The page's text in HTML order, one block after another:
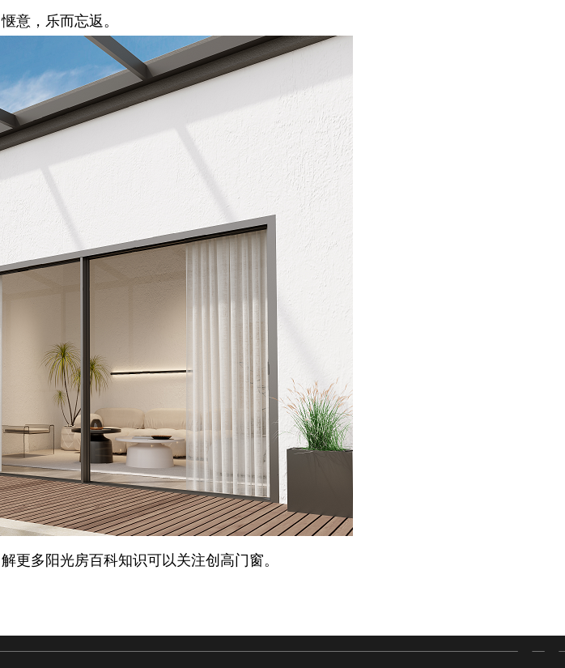
意，乐而忘返。
更多阳光房百科知识可以关注创高门窗。